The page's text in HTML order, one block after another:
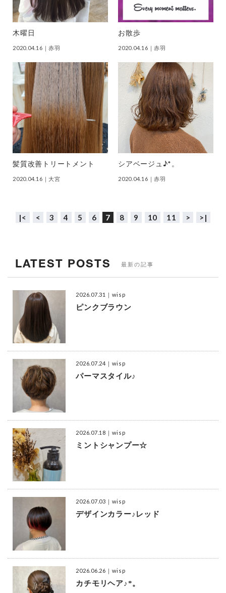
木曜日
2020.04.16 ｜赤羽
お散歩
2020.04.16 ｜赤羽
髪質改善トリートメント
2020.04.16 ｜大宮
シアベージュ♪*。
2020.04.16 ｜赤羽
|< < 3 4 5 6 7 8 9 10 11 > >|
LATEST POSTS 最新の記事
2026.07.31 ｜wisp
ピンクブラウン
2026.07.24 ｜wisp
パーマスタイル♪
2026.07.18 ｜wisp
ミントシャンプー☆
2026.07.03 ｜wisp
デザインカラー♪レッド
2026.06.26 ｜wisp
カチモリヘア♪*。